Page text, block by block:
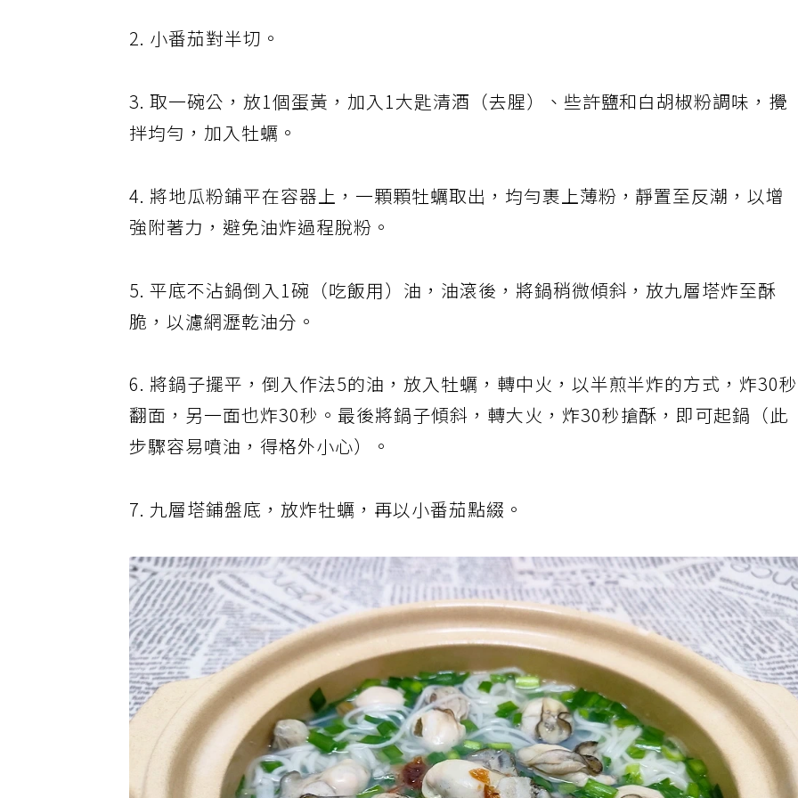
2. 小番茄對半切。
3. 取一碗公，放1個蛋黃，加入1大匙清酒（去腥）、些許鹽和白胡椒粉調味，攪
拌均勻，加入牡蠣。
4. 將地瓜粉鋪平在容器上，一顆顆牡蠣取出，均勻裹上薄粉，靜置至反潮，以增
強附著力，避免油炸過程脫粉。
5. 平底不沾鍋倒入1碗（吃飯用）油，油滾後，將鍋稍微傾斜，放九層塔炸至酥
脆，以濾網瀝乾油分。
6. 將鍋子擺平，倒入作法5的油，放入牡蠣，轉中火，以半煎半炸的方式，炸30
翻面，另一面也炸30秒。最後將鍋子傾斜，轉大火，炸30秒搶酥，即可起鍋（此
步驟容易噴油，得格外小心）。
7. 九層塔鋪盤底，放炸牡蠣，再以小番茄點綴。